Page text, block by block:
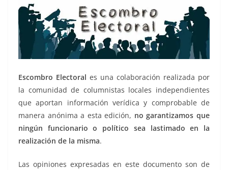
Escombro Electoral es una colaboración realizada por
la comunidad de columnistas locales independientes
que aportan información verídica y comprobable de
manera anónima a esta edición, no garantizamos que
ningún funcionario o político sea lastimado en la
realización de la misma.
Las opiniones expresadas en este documento son de